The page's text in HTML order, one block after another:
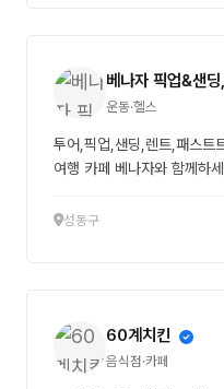
베나자 픽업&샌
운동·헬스
투어,픽업,샌딩,렌트,패스트
여행 카페 베나자와 함께하
성동구
60계치킨
음식점·카페